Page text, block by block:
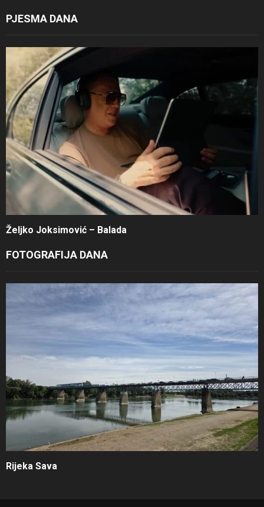
PJESMA DANA
Željko Joksimović – Balada
FOTOGRAFIJA DANA
Rijeka Sava